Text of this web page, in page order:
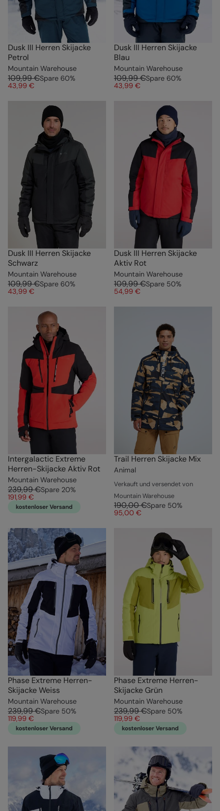
Dusk III Herren Skijacke
Petrol
Mountain Warehouse
109,99 €Spare 60%
43,99 €
Dusk III Herren Skijacke
Blau
Mountain Warehouse
109,99 €Spare 60%
43,99 €
Dusk III Herren Skijacke
Schwarz
Mountain Warehouse
109,99 €Spare 60%
43,99 €
Dusk III Herren Skijacke
Aktiv Rot
Mountain Warehouse
109,99 €Spare 50%
54,99 €
Intergalactic Extreme
Herren-Skijacke Aktiv Rot
Mountain Warehouse
239,99 €Spare 20%
191,99 €
kostenloser Versand
Trail Herren Skijacke Mix
Animal
Verkauft und versendet von
Mountain Warehouse
190,00 €Spare 50%
95,00 €
Phase Extreme Herren-
Skijacke Weiss
Mountain Warehouse
239,99 €Spare 50%
119,99 €
kostenloser Versand
Phase Extreme Herren-
Skijacke Grün
Mountain Warehouse
239,99 €Spare 50%
119,99 €
kostenloser Versand